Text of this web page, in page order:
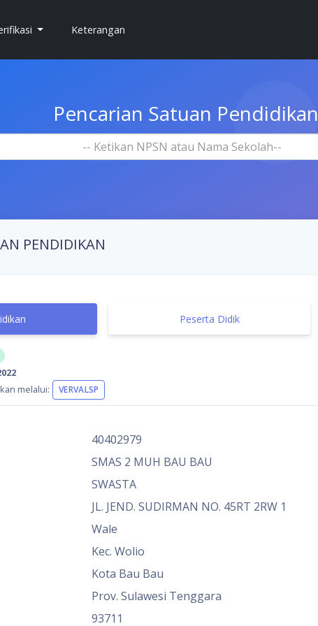
Keterangan
Pencarian Satuan Pendidikan
-- Ketikan NPSN atau Nama Sekolah--
PENDIDIKAN
Peserta Didik
melalui:
VERVALSP
40402979
SMAS 2 MUH BAU BAU
SWASTA
JL. JEND. SUDIRMAN NO. 45RT 2RW 1
Wale
Kec. Wolio
Kota Bau Bau
Prov. Sulawesi Tenggara
93711